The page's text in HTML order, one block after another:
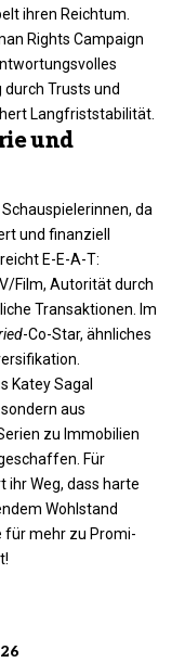
ihren Reichtum.
Rights Campaign
Trusts und
Langfriststabilität.
und
da
und finanziell
E-E-A-T:
Film, Autorität durch
Transaktionen. Im
-Co-Star, ähnliches
Katey Sagal
aus
zu Immobilien
Für
ihr Weg, dass harte
Wohlstand
für mehr zu Promi-